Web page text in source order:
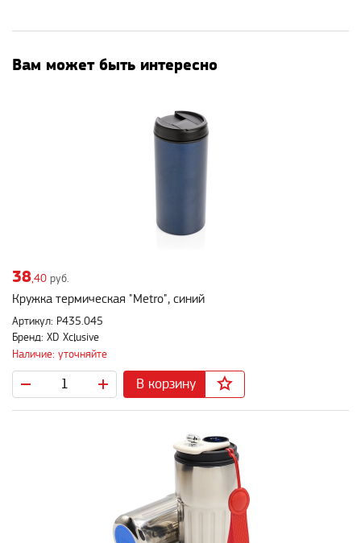
Вам может быть интересно
38,40 руб.
Кружка термическая "Metro", синий
Артикул: P435.045
Бренд: XD Xclusive
Наличие: уточняйте
В корзину